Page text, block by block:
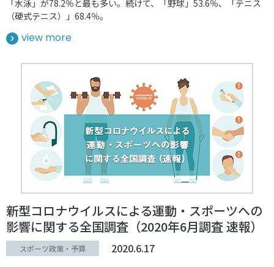
「水泳」が78.2％と最も多い。続けて、「野球」53.6％、「テニス
（硬式テニス）」68.4％。
view more
新型コロナウイルスによる運動・スポーツへの
影響に関する全国調査（2020年6月調査 速報）
スポーツ政策・予算 2020.6.17